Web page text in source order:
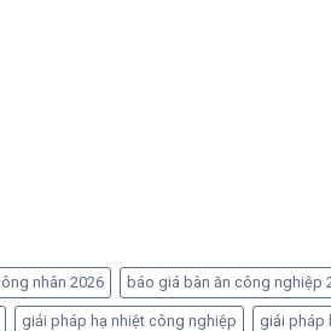
nhân 2026 báo giá bàn ăn công nghiệp
giải pháp hạ nhiệt công nghiệp giải pháp